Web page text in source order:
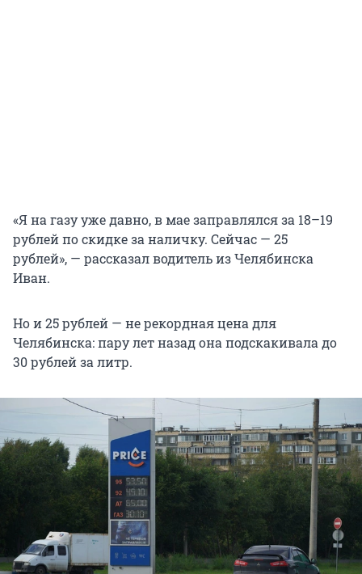
«Я на газу уже давно, в мае заправлялся за 18–19
рублей по скидке за наличку. Сейчас — 25
рублей», — рассказал водитель из Челябинска
Иван.
Но и 25 рублей — не рекордная цена для
Челябинска: пару лет назад она подскакивала до
30 рублейза литр.